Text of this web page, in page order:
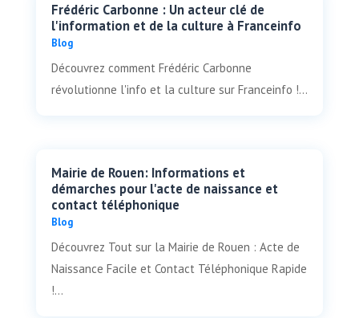
Frédéric Carbonne : Un acteur clé de
l'information et de la culture à Franceinfo
Blog
Découvrez comment Frédéric Carbonne
révolutionne l'info et la culture sur Franceinfo !...
Mairie de Rouen: Informations et
démarches pour l'acte de naissance et
contact téléphonique
Blog
Découvrez Tout sur la Mairie de Rouen : Acte de
Naissance Facile et Contact Téléphonique Rapide
!...